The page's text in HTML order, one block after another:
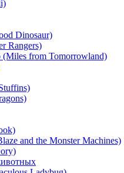
Dinosaur)
Rangers)
from Tomorrowland)
and the Monster Machines)